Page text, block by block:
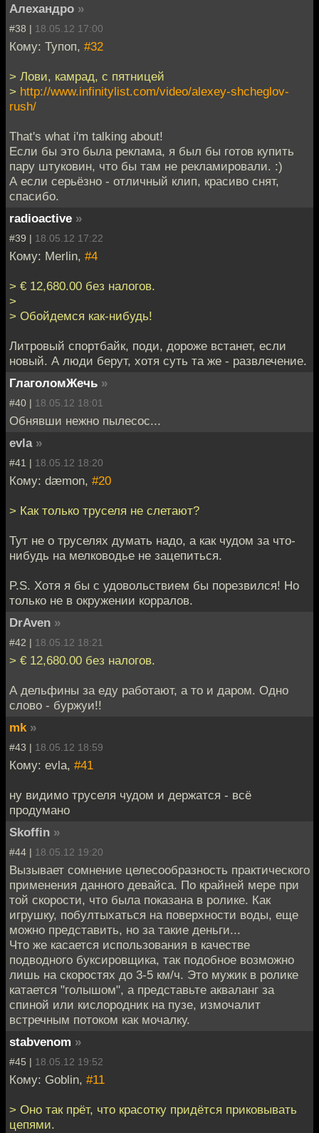
Алехандро »
#38 | 18.05.12 17:00
Кому: Тупоп, #32
> Лови, камрад, с пятницей
> http://www.infinitylist.com/video/alexey-shcheglov-
rush/
That's what i'm talking about!
Если бы это была реклама, я был бы готов купить
пару штуковин, что бы там не рекламировали. :)
А если серьёзно - отличный клип, красиво снят,
спасибо.
radioactive »
#39 | 18.05.12 17:22
Кому: Merlin, #4
> € 12,680.00 без налогов.
>
> Обойдемся как-нибудь!
Литровый спортбайк, поди, дороже встанет, если
новый. А люди берут, хотя суть та же - развлечение.
ГлаголомЖечь »
#40 | 18.05.12 18:01
Обнявши нежно пылесос...
evla »
#41 | 18.05.12 18:20
Кому: dæmon, #20
> Как только труселя не слетают?
Тут не о труселях думать надо, а как чудом за что-
нибудь на мелководье не зацепиться.
P.S. Хотя я бы с удовольствием бы порезвился! Но
только не в окружении корралов.
DrAven »
#42 | 18.05.12 18:21
> € 12,680.00 без налогов.
А дельфины за еду работают, а то и даром. Одно
слово - буржуи!!
mk »
#43 | 18.05.12 18:59
Кому: evla, #41
ну видимо труселя чудом и держатся - всё
продумано
Skoffin »
#44 | 18.05.12 19:20
Вызывает сомнение целесообразность практического
применения данного девайса. По крайней мере при
той скорости, что была показана в ролике. Как
игрушку, побултыхаться на поверхности воды, еще
можно представить, но за такие деньги...
Что же касается использования в качестве
подводного буксировщика, так подобное возможно
лишь на скоростях до 3-5 км/ч. Это мужик в ролике
катается "голышом", а представьте акваланг за
спиной или кислородник на пузе, измочалит
встречным потоком как мочалку.
stabvenom »
#45 | 18.05.12 19:52
Кому: Goblin, #11
> Оно так прёт, что красотку придётся приковывать
цепями.